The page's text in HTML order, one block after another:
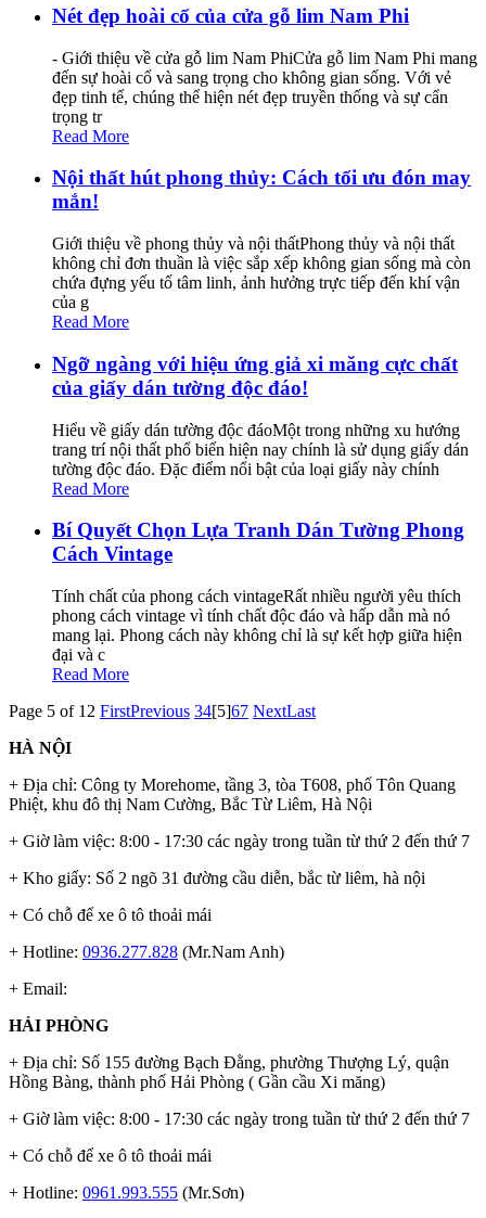
Nét đẹp hoài cổ của cửa gỗ lim Nam Phi
- Giới thiệu về cửa gỗ lim Nam PhiCửa gỗ lim Nam Phi mang
đến sự hoài cổ và sang trọng cho không gian sống. Với vẻ
đẹp tinh tế, chúng thể hiện nét đẹp truyền thống và sự cẩn
trọng tr
Read More
Nội thất hút phong thủy: Cách tối ưu đón may
mắn!
Giới thiệu về phong thủy và nội thấtPhong thủy và nội thất
không chỉ đơn thuần là việc sắp xếp không gian sống mà còn
chứa đựng yếu tố tâm linh, ảnh hưởng trực tiếp đến khí vận
của g
Read More
Ngỡ ngàng với hiệu ứng giả xi măng cực chất
của giấy dán tường độc đáo!
Hiểu về giấy dán tường độc đáoMột trong những xu hướng
trang trí nội thất phổ biến hiện nay chính là sử dụng giấy dán
tường độc đáo. Đặc điểm nổi bật của loại giấy này chính
Read More
Bí Quyết Chọn Lựa Tranh Dán Tường Phong
Cách Vintage
Tính chất của phong cách vintageRất nhiều người yêu thích
phong cách vintage vì tính chất độc đáo và hấp dẫn mà nó
mang lại. Phong cách này không chỉ là sự kết hợp giữa hiện
đại và c
Read More
Page 5 of 12 FirstPrevious 34[5]67 NextLast
HÀ NỘI
+ Địa chỉ: Công ty Morehome, tầng 3, tòa T608, phố Tôn Quang
Phiệt, khu đô thị Nam Cường, Bắc Từ Liêm, Hà Nội
+ Giờ làm việc: 8:00 - 17:30 các ngày trong tuần từ thứ 2 đến thứ 7
+ Kho giấy: Số 2 ngõ 31 đường cầu diễn, bắc từ liêm, hà nội
+ Có chỗ để xe ô tô thoải mái
+ Hotline: 0936.277.828 (Mr.Nam Anh)
+ Email:
HẢI PHÒNG
+ Địa chỉ: Số 155 đường Bạch Đằng, phường Thượng Lý, quận
Hồng Bàng, thành phố Hải Phòng ( Gần cầu Xi măng)
+ Giờ làm việc: 8:00 - 17:30 các ngày trong tuần từ thứ 2 đến thứ 7
+ Có chỗ để xe ô tô thoải mái
+ Hotline: 0961.993.555 (Mr.Sơn)